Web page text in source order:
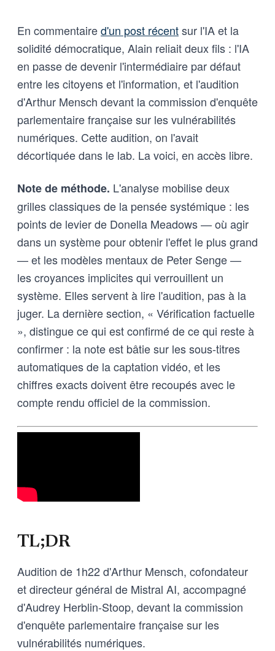
En commentaired'un post récentsur l'IA et la
solidité démocratique, Alain reliait deux fils : l'IA
en passe de devenir l'intermédiaire par défaut
entre les citoyens et l'information, et l'audition
d'Arthur Mensch devant la commission d'enquête
parlementaire française sur les vulnérabilités
numériques. Cette audition, on l'avait
décortiquée dans le lab. La voici, en accès libre.
Note de méthode. L'analyse mobilise deux
grilles classiques de la pensée systémique : les
points de levier de Donella Meadows — où agir
dans un système pour obtenir l'effet le plus grand
— et les modèles mentaux de Peter Senge —
les croyances implicites qui verrouillent un
système. Elles servent à lire l'audition, pas à la
juger. La dernière section, « Vérification factuelle
», distingue ce qui est confirmé de ce qui reste à
confirmer : la note est bâtie sur les sous-titres
automatiques de la captation vidéo, et les
chiffres exacts doivent être recoupés avec le
compte rendu officiel de la commission.
TL;DR
Audition de 1h22 d'Arthur Mensch, cofondateur
et directeur général de Mistral AI, accompagné
d'Audrey Herblin-Stoop, devant la commission
d'enquête parlementaire française sur les
vulnérabilités numériques.